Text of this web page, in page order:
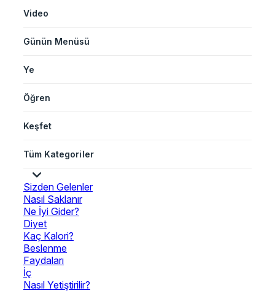
Video
Günün Menüsü
Ye
Öğren
Keşfet
Tüm Kategoriler
Sizden Gelenler
Nasıl Saklanır
Ne İyi Gider?
Diyet
Kaç Kalori?
Beslenme
Faydaları
İç
Nasıl Yetiştirilir?